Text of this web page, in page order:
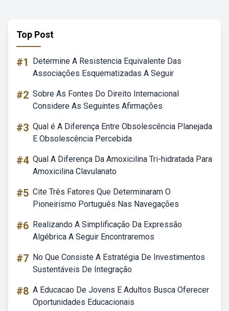
Top Post
#1
Determine A Resistencia Equivalente Das
Associações Esquematizadas A Seguir
#2 Sobre As Fontes Do Direito Internacional
Considere As Seguintes Afirmações
#3 Qual é A Diferença Entre Obsolescência Planejada
E Obsolescência Percebida
#4 Qual A Diferença Da Amoxicilina Tri-hidratada Para
Amoxicilina Clavulanato
#5 Cite Três Fatores Que Determinaram O
Pioneirismo Português Nas Navegações
#6 Realizando A Simplificação Da Expressão
Algébrica A Seguir Encontraremos
#7 No Que Consiste A Estratégia De Investimentos
Sustentáveis De Integração
#8 A Educacao De Jovens E Adultos Busca Oferecer
Oportunidades Educacionais